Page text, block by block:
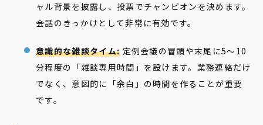
ャル背景を披露し、投票でチャンピオンを決めます。
会話のきっかけとして非常に有効です。
意識的な雑談タイム: 定例会議の冒頭や末尾に5〜10
分程度の「雑談専用時間」を設けます。業務連絡だけ
でなく、意図的に「余白」の時間を作ることが重要
です。